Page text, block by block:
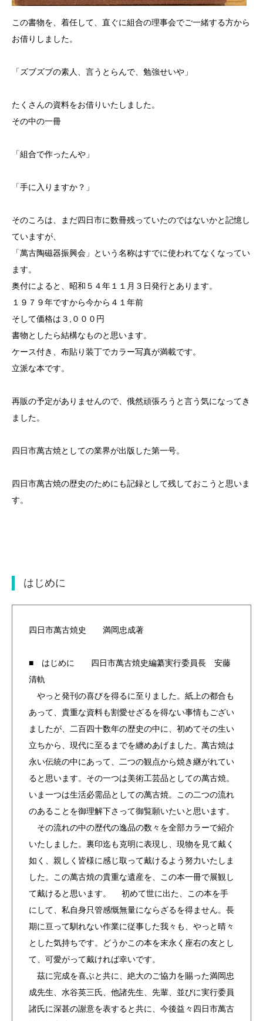
この書物を、着任して、直ぐに組合の理事会でご一緒する方から
お借りしました。
「ズブズブの素人、言うとらんで、勉強せいや」
たくさんの資料をお借りいたしました。
その中の一冊
「組合で作ったんや」
「手に入りますか？」
そのころは、まだ四日市に数冊残っていたのではないかと記憶し
ていますが、
「萬古陶磁器振興会」という名称はすでに使われてなくなってい
ます。
奥付によると、昭和５４年１１月３日発行とあります。
１９７９年ですから今から４１年前
そして価格は３,０００円
書物としたら結構なものと思います。
ケース付き、布貼り装丁でカラー写真が満載です。
立派な本です。
再販の予定がありませんので、俄然頑張ろうと言う気になってき
ました。
四日市萬古焼としての業界が出版した第一号。
四日市萬古焼の歴史のためにも記録として残しておこうと思いま
す。
はじめに
四日市萬古焼史 満岡忠成著
■ はじめに 四日市萬古焼史編纂実行委員長 安藤
清軌
やっと発刊の喜びを得るに至りました。紙上の都合も
あって、貴重な資料も割愛せざるを得ない事情もござい
ましたが、二百四十数年の歴史の中に、初めてその生い
立ちから、現代に至るまでを纏めあげました。萬古焼は
永い伝統の中にあって、二つの観点から焼き継がれてい
ると思います。その一つは美術工芸品としての萬古焼。
いま一つは生活必需品としての萬古焼。この二つの流れ
のあることを御理解下さって御覧願いたいと思います。
その流れの中の歴代の逸品の数々を全部カラーで紹介
いたしました。裏印迄も克明に表現し、現物を見て戴く
如く、親しく皆様に感じ取って戴けるよう努力いたしま
した。この萬古焼の貴重な遺産を、この本一冊で展観し
て戴けると思います。 初めて世に出た、この本を手
にして、私自身只管感慨無量にならざるを得ません。長
期に亘って馴れない作業に従事した我々も、やっと晴々
とした気持ちです。どうかこの本を末永く座右の友とし
て、可愛がって戴ければ幸いです。
茲に完成を喜ぶと共に、絶大のご協力を賜った満岡忠
成先生、水谷英三氏、他諸先生、先輩、並びに実行委員
諸氏に深甚の謝意を表すると共に、今後益々四日市萬古